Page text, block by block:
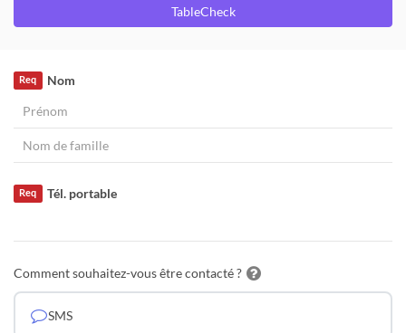
TableCheck
Nom
Req
Tél. portable
Req
Comment souhaitez-vous être contacté ?
SMS